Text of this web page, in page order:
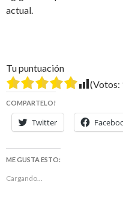
actual.
Tu puntuación
(Votos:
COMPARTELO!
Twitter
ME GUSTA ESTO:
Cargando...